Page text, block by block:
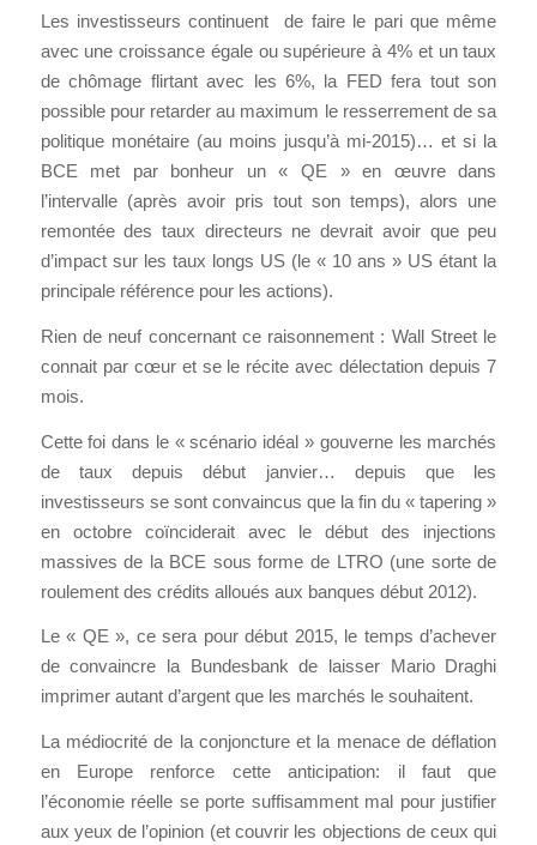
Les investisseurs continuent de faire le pari que même
avec une croissance égale ou supérieure à 4% et un taux
de chômage flirtant avec les 6%, la FED fera tout son
possible pour retarder au maximum le resserrement de sa
politique monétaire (au moins jusqu’à mi-2015)… et si la
BCE met par bonheur un « QE » en œuvre dans
l’intervalle (après avoir pris tout son temps), alors une
remontée des taux directeurs ne devrait avoir que peu
d’impact sur les taux longs US (le « 10 ans » US étant la
principale référence pour les actions).
Rien de neuf concernant ce raisonnement : Wall Street le
connait par cœur et se le récite avec délectation depuis 7
mois.
Cette foi dans le « scénario idéal » gouverne les marchés
de taux depuis début janvier… depuis que les
investisseurs se sont convaincus que la fin du « tapering »
en octobre coïnciderait avec le début des injections
massives de la BCE sous forme de LTRO (une sorte de
roulement des crédits alloués aux banques début 2012).
Le « QE », ce sera pour début 2015, le temps d’achever
de convaincre la Bundesbank de laisser Mario Draghi
imprimer autant d’argent que les marchés le souhaitent.
La médiocrité de la conjoncture et la menace de déflation
en Europe renforce cette anticipation: il faut que
l’économie réelle se porte suffisamment mal pour justifier
aux yeux de l’opinion (et couvrir les objections de ceux qui